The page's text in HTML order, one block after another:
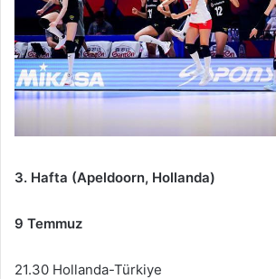
3. Hafta (Apeldoorn, Hollanda)
9 Temmuz
21.30 Hollanda-Türkiye